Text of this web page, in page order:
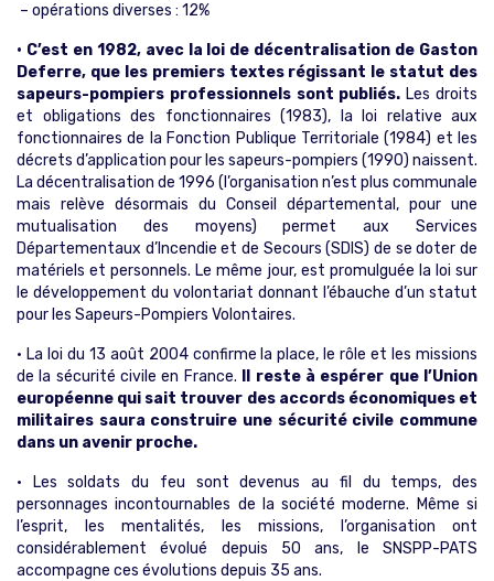
– opérations diverses : 12%
• C’est en 1982, avec la loi de décentralisation de Gaston
Deferre, que les premiers textes régissant le statut des
sapeurs-pompiers professionnels sont publiés. Les droits
et obligations des fonctionnaires (1983), la loi relative aux
fonctionnaires de la Fonction Publique Territoriale (1984) et les
décrets d’application pour les sapeurs-pompiers (1990) naissent.
La décentralisation de 1996 (l’organisation n’est plus communale
mais relève désormais du Conseil départemental, pour une
mutualisation des moyens) permet aux Services
Départementaux d’Incendie et de Secours (SDIS) de se doter de
matériels et personnels. Le même jour, est promulguée la loi sur
le développement du volontariat donnant l’ébauche d’un statut
pour les Sapeurs-Pompiers Volontaires.
• La loi du 13 août 2004 confirme la place, le rôle et les missions
de la sécurité civile en France.
Il reste à espérer que l’Union
européenne qui sait trouver des accords économiques et
militaires saura construire une sécurité civile commune
dans un avenir proche.
• Les soldats du feu sont devenus au fil du temps, des
personnages incontournables de la société moderne. Même si
l’esprit, les mentalités, les missions, l’organisation ont
considérablement évolué depuis 50 ans, le SNSPP-PATS
accompagne ces évolutions depuis 35 ans.